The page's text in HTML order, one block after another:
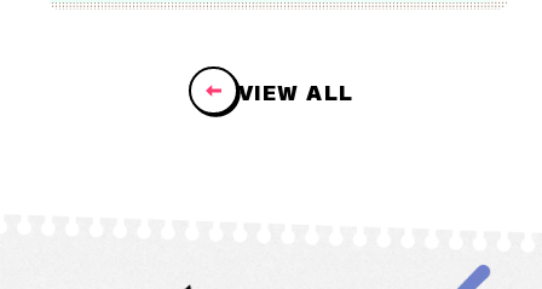
VIEW ALL